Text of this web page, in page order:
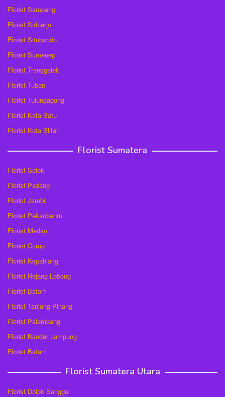
Florist Sampang
Florist Sidoarjo
Florist Situbondo
Florist Sumenep
Florist Trenggalek
Florist Tuban
Florist Tulungagung
Florist Kota Batu
Florist Kota Blitar
Florist Sumatera
Florist Solok
Florist Padang
Florist Jambi
Florist Pekanbanru
Florist Medan
Florist Curup
Florist Kepahiang
Florist Rejang Lebong
Florist Batam
Florist Tanjung Pinang
Florist Palembang
Florist Bandar Lampung
Florist Batam
Florist Sumatera Utara
Florist Dolok Sanggul